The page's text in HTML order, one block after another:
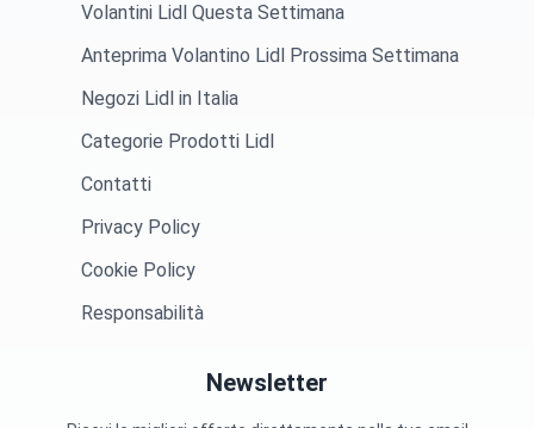
Volantini Lidl Questa Settimana
Anteprima Volantino Lidl Prossima Settimana
Negozi Lidl in Italia
Categorie Prodotti Lidl
Contatti
Privacy Policy
Cookie Policy
Responsabilità
Newsletter